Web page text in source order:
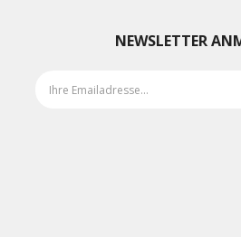
NEWSLETTER